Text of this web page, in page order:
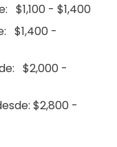
- $1,400
$1,400 -
$2,000 -
$2,800 -